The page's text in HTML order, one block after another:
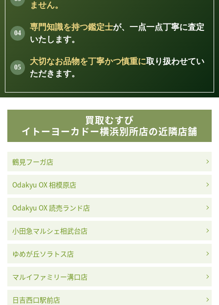
カシオ
カレラ・イ・カレ
クエルボ・イ・ソ
グラスヒュッテ・
グレースファブリ
クロノスイス
ザネッティ ジェイコブ
ジャガー・ルクル
ません。
専門知識を持つ鑑定士が、一点一点丁寧に査定
いたします。
大切なお品物を丁寧かつ慎重に取り扱わせてい
ただきます。
買取むすび
イトーヨーカドー横浜別所店の近隣店舗
鶴見フーガ店
Odakyu OX 相模原店
Odakyu OX 読売ランド店
小田急マルシェ相武台店
ゆめが丘ソラトス店
マルイファミリー溝口店
日吉西口駅前店